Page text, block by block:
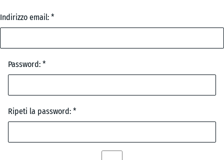
Indirizzo email:
Password:
Ripeti la password: